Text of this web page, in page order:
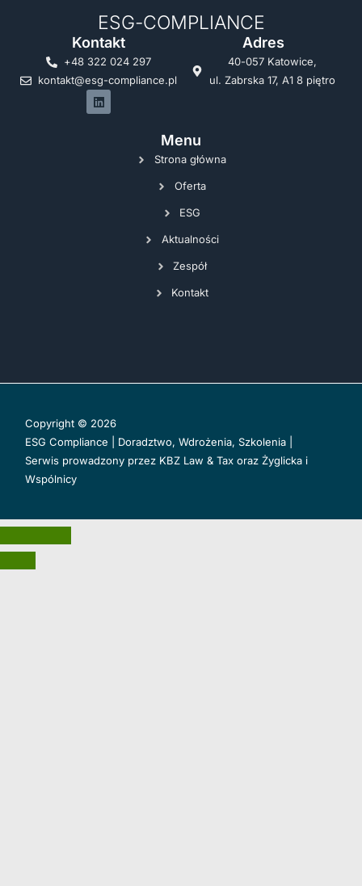
ESG-COMPLIANCE
Kontakt
+48 322 024 297
kontakt@esg-compliance.pl
Adres
40-057 Katowice,
ul. Zabrska 17, A1 8 piętro
Menu
Strona główna
Oferta
ESG
Aktualności
Zespół
Kontakt
Copyright © 2026
ESG Compliance | Doradztwo, Wdrożenia, Szkolenia |
Serwis prowadzony przez KBZ Law & Tax oraz Żyglicka i
Wspólnicy